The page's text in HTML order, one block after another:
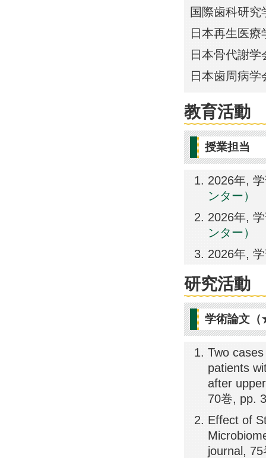
国際歯科研究
日本再生医療
日本骨代謝学
日本歯周病学
教育活動
授業担当
2026年,
ンター）
2026年,
ンター）
2026年,
研究活動
学術論文
Two
patients
after
70巻, pp.
Effect of
journal,